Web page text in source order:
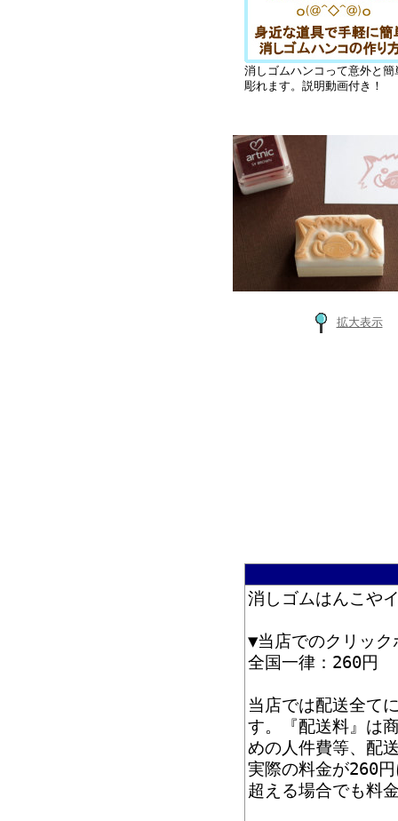
消しゴムハンコって意外と簡
彫れます。説明動画付き！
拡大表示
消しゴムはんこや
▼当店でのクリッ
全国一律：260円
当店では配送全て
す。『配送料』は
めの人件費等、配
実際の料金が260
超える場合でも料